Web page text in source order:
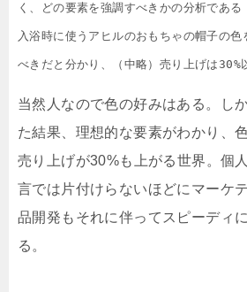
く、どの要素を強調すべきかの分析である
入浴時に使うアヒルのおもちゃの帽子の
べきだと分かり、（中略）売り上げは30%
当然人なので色の好みはある。し
た結果、理想的な要素がわかり、
売り上げが30%も上がる世界。個
言では片付けらないほどにマーケ
品開発もそれに伴ってスピーディ
る。